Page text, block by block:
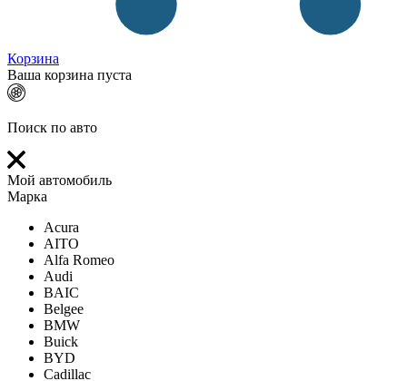
Корзина
Ваша корзина пуста
Поиск по авто
Мой автомобиль
Марка
Acura
AITO
Alfa Romeo
Audi
BAIC
Belgee
BMW
Buick
BYD
Cadillac